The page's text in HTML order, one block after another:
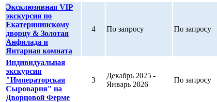
Эксклюзивная VIP
экскурсия по
Екатерининскому
дворцу & Золотая
Анфилада и
Янтарная комната
4 По запросу По запросу
Индивидуальная
экскурсия
"Императорская
Сыроварня" на
Дворцовой Ферме
3
Декабрь 2025 -
Январь 2026
По запросу